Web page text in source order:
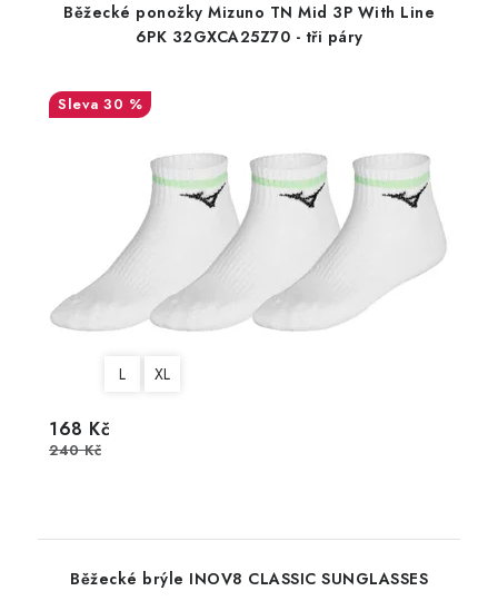
Běžecké ponožky Mizuno TN Mid 3P With Line
6PK 32GXCA25Z70 - tři páry
30 %
L XL
168 Kč
240 Kč
Běžecké brýle INOV8 CLASSIC SUNGLASSES